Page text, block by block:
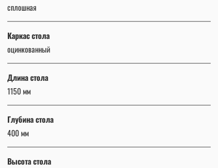
сплошная
Каркас стола
оцинкованный
Длина стола
1150 мм
Глубина стола
400 мм
Высота стола